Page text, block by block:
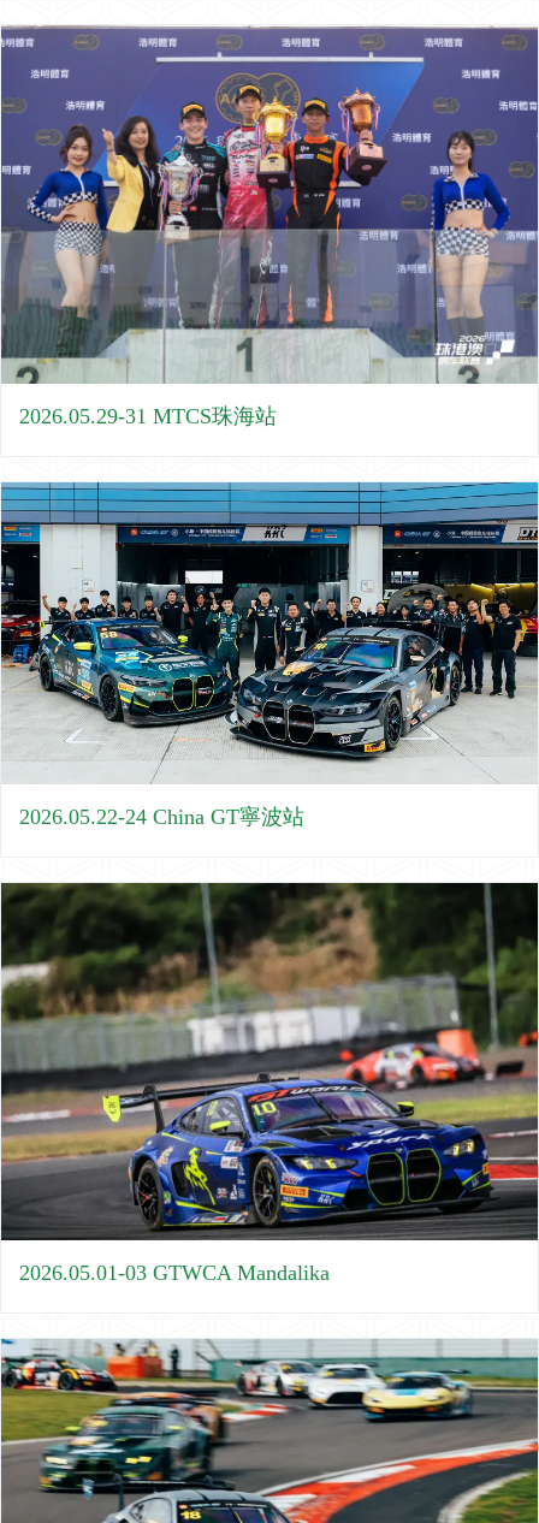
2026.05.29-31 MTCS珠海站
2026.05.22-24 China GT寧波站
2026.05.01-03 GTWCA Mandalika